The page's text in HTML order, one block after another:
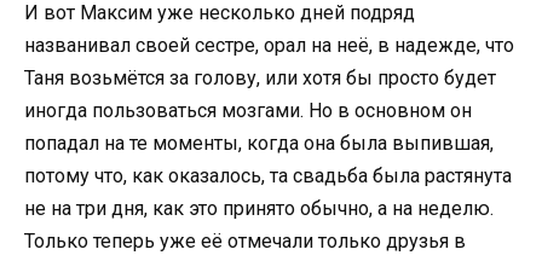
И вот Максим уже несколько дней подряд
названивал своей сестре, орал на неё, в надежде, что
Таня возьмётся за голову, или хотя бы просто будет
иногда пользоваться мозгами. Но в основном он
попадал на те моменты, когда она была выпившая,
потому что, как оказалось, та свадьба была растянута
не на три дня, как это принято обычно, а на неделю.
Только теперь уже её отмечали только друзья в